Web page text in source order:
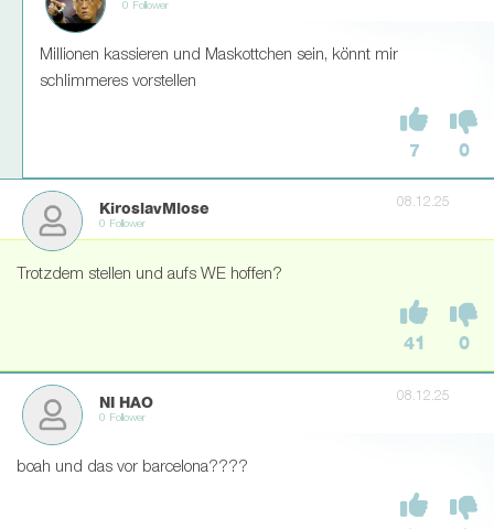
0 Follower
Millionen kassieren und Maskottchen sein, könnt mir
schlimmeres vorstellen
7 0
KiroslavMlose
0 Follower
08.12.25
Trotzdem stellen und aufs WE hoffen?
41 0
NI HAO
0 Follower
08.12.25
boah und das vor barcelona????